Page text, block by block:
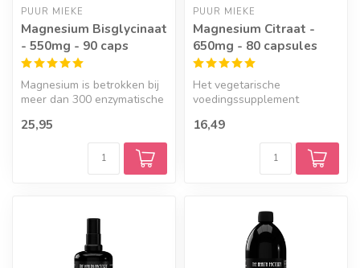
PUUR MIEKE
Magnesium Bisglycinaat
- 550mg - 90 caps
Magnesium is betrokken bij
meer dan 300 enzymatische
25,95
PUUR MIEKE
Magnesium Citraat -
650mg - 80 capsules
Het vegetarische
voedingssupplement
mineraal wat betrokk...
16,49